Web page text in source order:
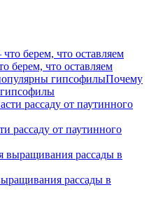
берем, что оставляем
Почему
рассаду от паутинного
рассады в